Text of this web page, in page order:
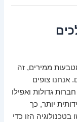
ממירים, זה
צופים
גדולות ואפילו
יותר, כך
הזו כדי